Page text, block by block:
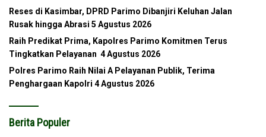
Reses di Kasimbar, DPRD Parimo Dibanjiri Keluhan Jalan
Rusak hingga Abrasi 5 Agustus 2026
Raih Predikat Prima, Kapolres Parimo Komitmen Terus
Tingkatkan Pelayanan 4 Agustus 2026
Polres Parimo Raih Nilai A Pelayanan Publik, Terima
Penghargaan Kapolri 4 Agustus 2026
Berita Populer